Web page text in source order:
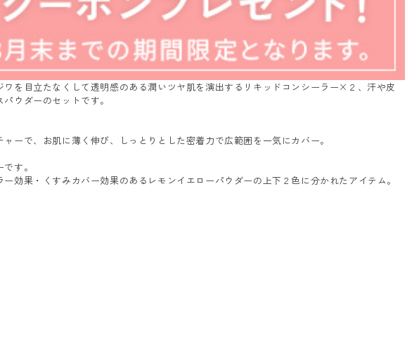
を目立たなくして透明感のある潤いツヤ肌を演出するリキッドコンシーラー×２、汗や皮
ウダーのセットです。
ーで、お肌に薄く伸び、しっとりとした密着力で広範囲を一気にカバー。
す。
果・くすみカバー効果のあるレモンイエローパウダーの上下２色に分かれたアイテム。